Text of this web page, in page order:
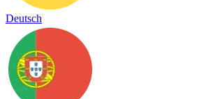
Deutsch